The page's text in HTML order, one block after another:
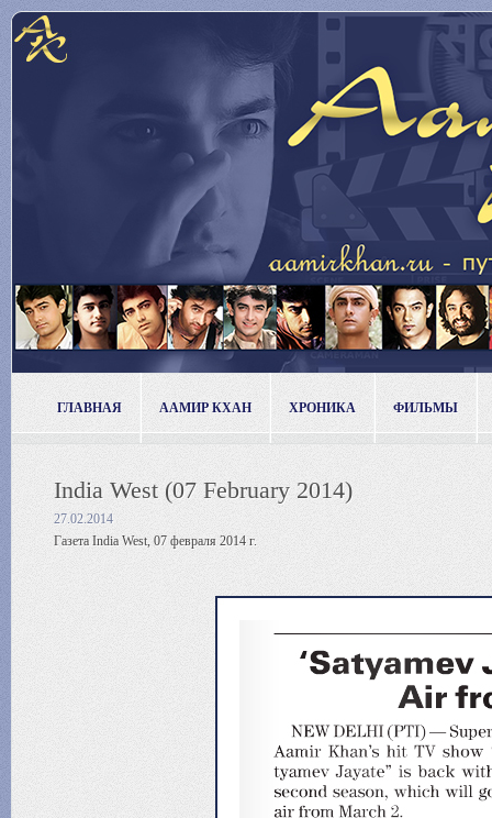
ГЛАВНАЯ ААМИР КХАН ХРОНИКА ФИЛЬМЫ
India West (07 February 2014)
27.02.2014
Газета India West, 07 февраля 2014 г.